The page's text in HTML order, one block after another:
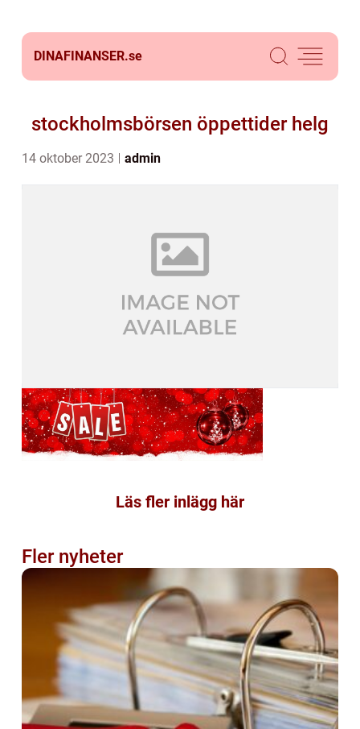
DINAFINANSER.se
stockholmsbörsen öppettider helg
14 oktober 2023 admin
Läs fler inlägg här
Fler nyheter